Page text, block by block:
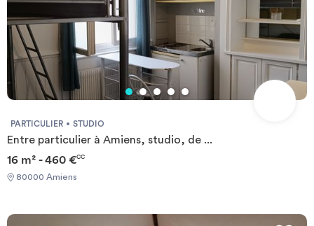
PARTICULIER STUDIO
Entre particulier à Amiens, studio, de ...
16 m² - 460 €CC
80000 Amiens